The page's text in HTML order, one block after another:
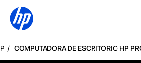
COMPUTADORA DE ESCRITORIO HP
Información general